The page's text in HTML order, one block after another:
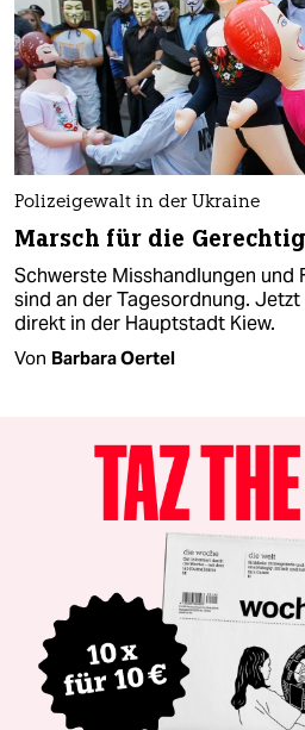
Polizeigewalt in der Ukraine
Marsch für die
Schwerste Misshandlungen und
sind an der Tagesordnung.
direkt in der Hauptstadt Kiew.
Von Barbara Oertel